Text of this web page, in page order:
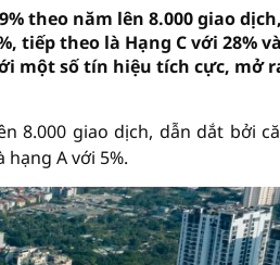
theo năm lên 8.000 giao
tiếp theo là Hạng C với 28%
một số tín hiệu tích cực, mở
8.000 giao dịch, dẫn dắt bởi
A với 5%.